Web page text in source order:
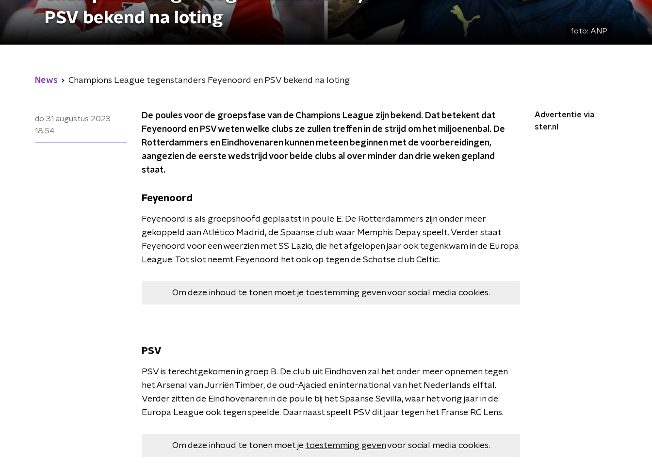
PSV bekend na loting
foto: ANP
News Champions League tegenstanders Feyenoord en PSV bekend na loting
do 31 augustus 2023
18:54
De poules voor de groepsfase van de Champions League zijn bekend. Dat betekent dat
Feyenoord en PSV weten welke clubs ze zullen treffen in de strijd om het miljoenenbal. De
Rotterdammers en Eindhovenaren kunnen meteen beginnen met de voorbereidingen,
aangezien de eerste wedstrijd voor beide clubs al over minder dan drie weken gepland
staat.
Feyenoord
Feyenoord is als groepshoofd geplaatst in poule E. De Rotterdammers zijn onder meer
gekoppeld aan Atlético Madrid, de Spaanse club waar Memphis Depay speelt. Verder staat
Feyenoord voor een weerzien met SS Lazio, die het afgelopen jaar ook tegenkwam in de Europa
League. Tot slot neemt Feyenoord het ook op tegen de Schotse club Celtic.
Om deze inhoud te tonen moet je toestemming gevenvoor social media cookies.
PSV
PSV is terechtgekomen in groep B. De club uit Eindhoven zal het onder meer opnemen tegen
het Arsenal van Jurriën Timber, de oud-Ajacied en international van het Nederlands elftal.
Verder zitten de Eindhovenaren in de poule bij het Spaanse Sevilla, waar het vorig jaar in de
Europa League ook tegen speelde. Daarnaast speelt PSV dit jaar tegen het Franse RC Lens.
Om deze inhoud te tonen moet je toestemming gevenvoor social media cookies.
Advertentie via
ster.nl